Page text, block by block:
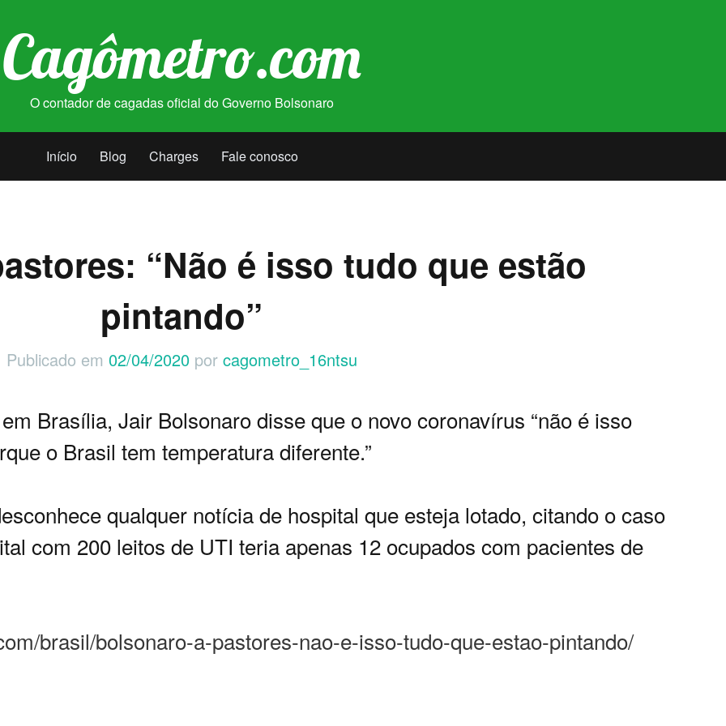
Cagômetro.com
O contador de cagadas oficial do Governo Bolsonaro
Início Blog Charges Fale conosco
“Não é isso tudo que estão
pintando”
Publicado em 02/04/2020por cagometro_16ntsu
Brasília, Jair Bolsonaro disse que o novo coronavírus “não é isso
o Brasil tem temperatura diferente.”
qualquer notícia de hospital que esteja lotado, citando o caso
com 200 leitos de UTI teria apenas 12 ocupados com pacientes de
brasil/bolsonaro-a-pastores-nao-e-isso-tudo-que-estao-pintando/